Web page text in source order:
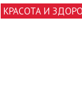
КРАСОТА И